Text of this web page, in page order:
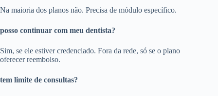
Na maioria dos planos não. Precisa de módulo específico.
posso continuar com meu dentista?
Sim, se ele estiver credenciado. Fora da rede, só se o plano
oferecer reembolso.
tem limite de consultas?